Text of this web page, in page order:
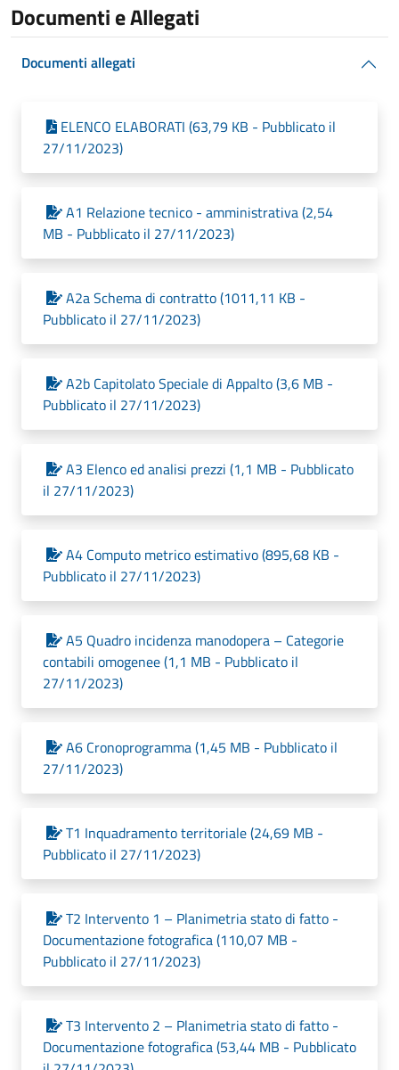
Documenti e Allegati
Documenti allegati
ELENCO ELABORATI (63,79 KB - Pubblicato il
27/11/2023)
A1 Relazione tecnico - amministrativa (2,54
MB - Pubblicato il 27/11/2023)
A2a Schema di contratto (1011,11 KB -
Pubblicato il 27/11/2023)
A2b Capitolato Speciale di Appalto (3,6 MB -
Pubblicato il 27/11/2023)
A3 Elenco ed analisi prezzi (1,1 MB - Pubblicato
il 27/11/2023)
A4 Computo metrico estimativo (895,68 KB -
Pubblicato il 27/11/2023)
A5 Quadro incidenza manodopera – Categorie
contabili omogenee (1,1 MB - Pubblicato il
27/11/2023)
A6 Cronoprogramma (1,45 MB - Pubblicato il
27/11/2023)
T1 Inquadramento territoriale (24,69 MB -
Pubblicato il 27/11/2023)
T2 Intervento 1 – Planimetria stato di fatto -
Documentazione fotografica (110,07 MB -
Pubblicato il 27/11/2023)
T3 Intervento 2 – Planimetria stato di fatto -
Documentazione fotografica (53,44 MB - Pubblicato